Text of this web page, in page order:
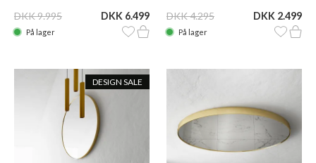
DKK 9.995 DKK 6.499
På lager
DKK 4.295 DKK 2.499
På lager
DESIGN SALE